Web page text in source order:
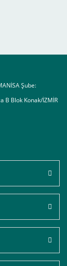
Şube:
B Blok Konak/İZMİR